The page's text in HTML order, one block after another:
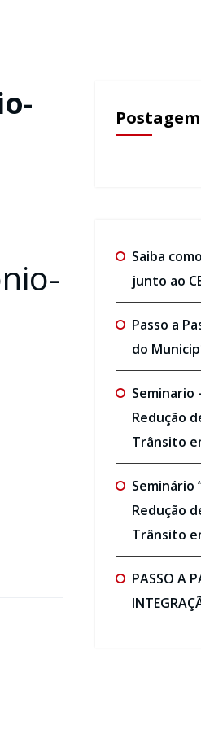
Saiba
junto ao
Passo a
do
Seminario
Redução
Trânsito
Seminário
Redução
Trânsito
PASSO A